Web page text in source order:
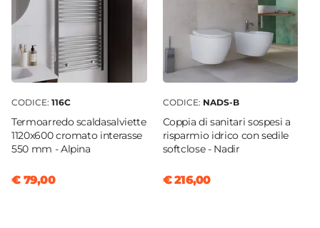
CODICE: 116C
Termoarredo scaldasalviette
1120x600 cromato interasse
550 mm - Alpina
€ 79,00
CODICE: NADS-B
Coppia di sanitari sospesi a
risparmio idrico con sedile
softclose - Nadir
€ 216,00